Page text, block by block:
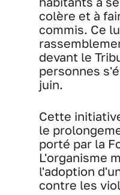
colère et à
commis. Ce
devant le
personnes
juin.
Cette
le
porté par la
L'organisme
l'adoption
contre les